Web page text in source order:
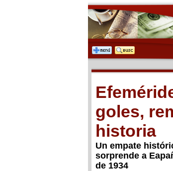
goles,
historia
Un empate
sorprende a
de 1934